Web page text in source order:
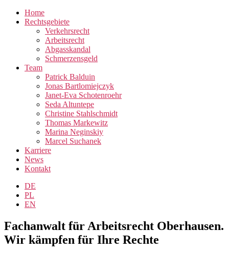
Home
Rechtsgebiete
Verkehrsrecht
Arbeitsrecht
Abgasskandal
Schmerzensgeld
Team
Patrick Balduin
Jonas Bartlomiejczyk
Janet-Eva Schotenroehr
Seda Altuntepe
Christine Stahlschmidt
Thomas Markewitz
Marina Neginskiy
Marcel Suchanek
Karriere
News
Kontakt
DE
PL
EN
Fachanwalt für Arbeitsrecht Oberhausen.
Wir kämpfen für Ihre Rechte